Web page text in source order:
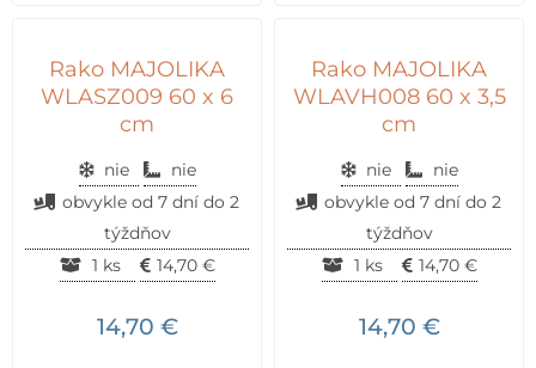
Rako MAJOLIKA
WLASZ009 60 x 6
cm
nie
nie
obvykle od 7 dní do 2
týždňov
1 ks
14,70 €
14,70 €
Rako MAJOLIKA
WLAVH008 60 x 3,5
cm
nie
nie
obvykle od 7 dní do 2
týždňov
1 ks
14,70 €
14,70 €